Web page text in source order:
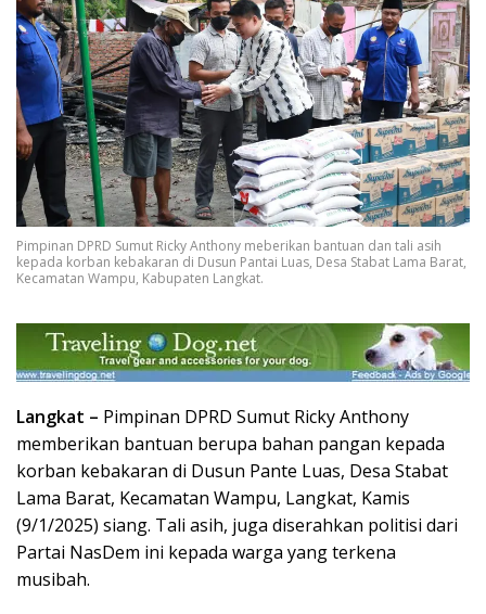
Pimpinan DPRD Sumut Ricky Anthony meberikan bantuan dan tali asih
kepada korban kebakaran di Dusun Pantai Luas, Desa Stabat Lama Barat,
Kecamatan Wampu, Kabupaten Langkat.
Langkat – Pimpinan DPRD Sumut Ricky Anthony
memberikan bantuan berupa bahan pangan kepada
korban kebakaran di Dusun Pante Luas, Desa Stabat
Lama Barat, Kecamatan Wampu, Langkat, Kamis
(9/1/2025) siang. Tali asih, juga diserahkan politisi dari
Partai NasDem ini kepada warga yang terkena
musibah.